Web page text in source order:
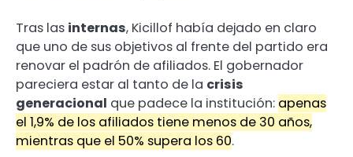
Tras las internas, Kicillof había dejado en claro
que uno de sus objetivos al frente del partido era
renovar el padrón de afiliados. El gobernador
pareciera estar al tanto de la crisis
generacional que padece la institución: apenas
el 1,9% de los afiliados tiene menos de 30 años,
mientras que el 50% supera los 60.